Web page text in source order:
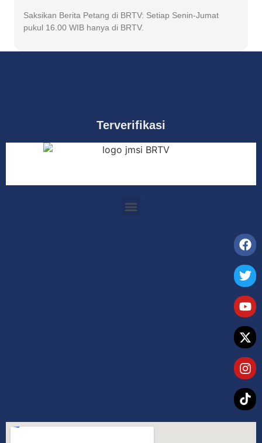
Saksikan Berita Petang di BRTV: Setiap Senin-Jumat
pukul 16.00 WIB hanya di BRTV.
Terverifikasi